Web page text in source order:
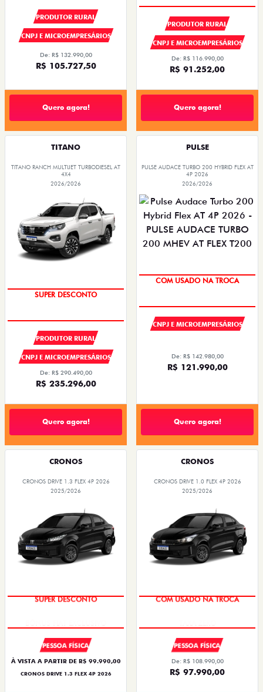
PRODUTOR RURAL
CNPJ E MICROEMPRESÁRIOS
De: R$ 132.990,00
R$ 105.727,50
Quero agora!
PRODUTOR RURAL
CNPJ E MICROEMPRESÁRIOS
De: R$ 116.990,00
R$ 91.252,00
Quero agora!
TITANO
TITANO RANCH MULTIJET TURBODIESEL AT
4X4
2026/2026
SUPER DESCONTO
PRODUTOR RURAL
CNPJ E MICROEMPRESÁRIOS
De: R$ 290.490,00
R$ 235.296,00
Quero agora!
PULSE
PULSE AUDACE TURBO 200 HYBRID FLEX AT
4P 2026
2026/2026
COM USADO NA TROCA
CNPJ E MICROEMPRESÁRIOS
De: R$ 142.980,00
R$ 121.990,00
Quero agora!
CRONOS
CRONOS DRIVE 1.3 FLEX 4P 2026
2025/2026
SUPER DESCONTO
PESSOA FÍSICA
À VISTA A PARTIR DE R$ 99.990,00
CRONOS DRIVE 1.3 FLEX 4P 2026
CRONOS
CRONOS DRIVE 1.0 FLEX 4P 2026
2025/2026
COM USADO NA TROCA
PESSOA FÍSICA
De: R$ 108.990,00
R$ 97.990,00